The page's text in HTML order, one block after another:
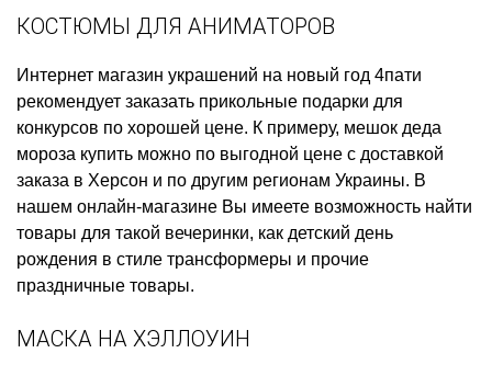
КОСТЮМЫ ДЛЯ АНИМАТОРОВ
Интернет магазин украшений на новый год 4пати
рекомендует заказать прикольные подарки для
конкурсов по хорошей цене. К примеру, мешок деда
мороза купить можно по выгодной цене с доставкой
заказа в Херсон и по другим регионам Украины. В
нашем онлайн-магазине Вы имеете возможность найти
товары для такой вечеринки, как детский день
рождения в стиле трансформеры и прочие
праздничные товары.
МАСКА НА ХЭЛЛОУИН